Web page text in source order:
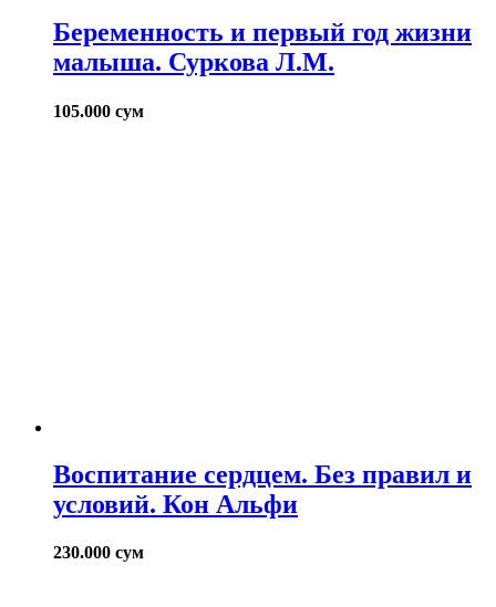
Беременность и первый год жизни
малыша. Суркова Л.М.
105.000 сум
Воспитание сердцем. Без правил и
условий. Кон Альфи
230.000 сум